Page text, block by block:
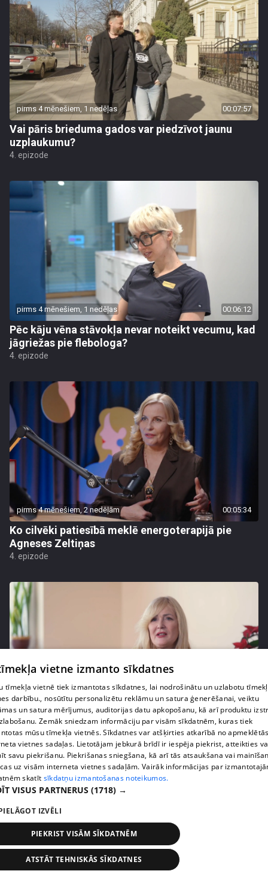
pirms 4 mēnešiem, 1 nedēļas 00:07:57
Vai pāris brieduma gados var piedzīvot jaunu
uzplaukumu?
4. epizode
pirms 4 mēnešiem, 1 nedēļas 00:06:12
Pēc kāju vēna stāvokļa nevar noteikt vecumu, kad
jāgriežas pie flebologa?
4. epizode
pirms 4 mēnešiem, 2 nedēļām 00:05:34
Ko cilvēki patiesībā meklē energoterapijā pie
Agneses Zeltiņas
4. epizode
pirms 4 mēnešiem, 2 nedēļām 00:06:08
Lolita Neimane liek aizmirst diētas un skaidro kas
patiesībā strādā pēc 40
3. epizode
vietne izmanto sīkdatnes
tīmekļa vietnē tiek izmantotas sīkdatnes, lai nodrošinātu un uzlabotu
darbību., nosūtītu personalizētu reklāmu un satura ģenerēšanai, veiktu
un satura mērījumus, auditorijas datu apkopošanu, kā arī produktu
Zemāk sniedzam informāciju par visām sīkdatnēm, kuras tiek
mūsu tīmekļa vietnēs. Sīkdatnes var atšķirties atkarībā no
vietnes sadaļas. Lietotājam jebkurā brīdī ir iespēja piekrist, atteikties
savu piekrišanu. Piekrišanas sniegšana, kā arī tās atsaukšana vai
uz visām interneta vietnes sadaļām. Vairāk informācijas par
skatīt sīkdatņu izmantošanas noteikumos.
VISUS PARTNERUS (1718) →
IZVĒLI
PIEKRIST VISĀM SĪKDATNĒM
ATSTĀT TEHNISKĀS SĪKDATNES